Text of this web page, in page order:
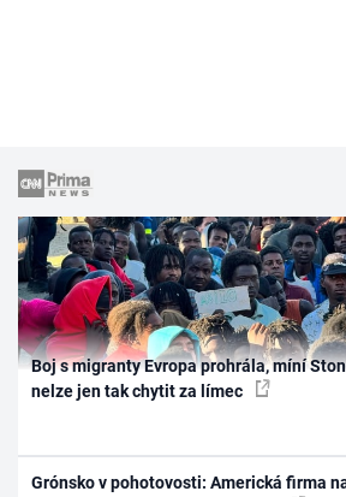
Boj s migranty Evropa prohrála, míní
nelze jen tak chytit za límec
Grónsko v pohotovosti: Americká firma